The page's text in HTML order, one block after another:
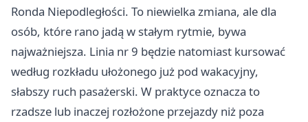
Ronda Niepodległości. To niewielka zmiana, ale dla
osób, które rano jadą w stałym rytmie, bywa
najważniejsza. Linia nr 9 będzie natomiast kursować
według rozkładu ułożonego już pod wakacyjny,
słabszy ruch pasażerski. W praktyce oznacza to
rzadsze lub inaczej rozłożone przejazdy niż poza